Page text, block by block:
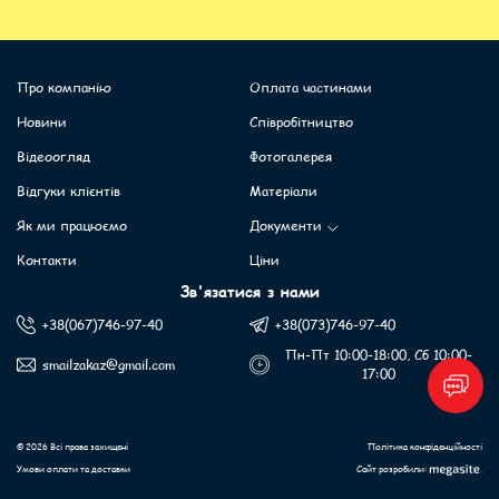
Про компанію
Новини
Відеоогляд
Відгуки клієнтів
Як ми працюємо
Контакти
Оплата частинами
Співробітництво
Фотогалерея
Матеріали
Документи
Ціни
Зв'язатися з нами
+38(067)746-97-40 +38(073)746-97-40
smailzakaz@gmail.com
Пн-Пт 10:00-18:00, Сб 10:00-
17:00
© 2026 Всі права захищені
Політика конфіденційності
Умови оплати та доставки
Сайт розробили: